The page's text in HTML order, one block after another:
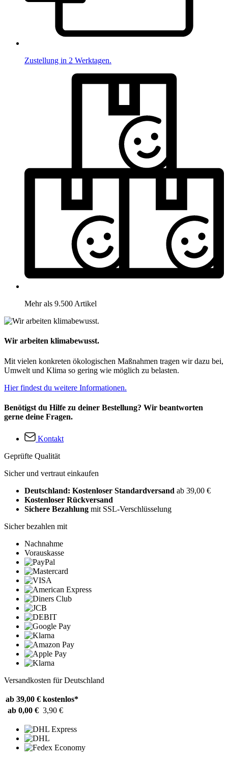
Zustellung in 2 Werktagen.
Mehr als 9.500 Artikel
Wir arbeiten klimabewusst.
Mit vielen konkreten ökologischen Maßnahmen tragen wir dazu bei,
Umwelt und Klima so gering wie möglich zu belasten.
Hier findest du weitere Informationen.
Benötigst du Hilfe zu deiner Bestellung? Wir beantworten
gerne deine Fragen.
Kontakt
Geprüfte Qualität
Sicher und vertraut einkaufen
Deutschland: Kostenloser Standardversand ab 39,00 €
Kostenloser Rückversand
Sichere Bezahlung mit SSL-Verschlüsselung
Sicher bezahlen mit
Nachnahme
Vorauskasse
Versandkosten für Deutschland
ab 39,00 € kostenlos*
ab 0,00 € 3,90 €